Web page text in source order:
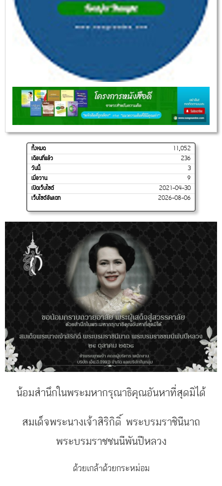
ทั้งหมด
11,052
เดือนที่แล้ว
236
วันนี้
3
เมื่อวาน
9
เปิดเว็บไซต์
2021-04-30
เว็บไซต์อัพเดท
2026-08-06
น้อมสำนึกในพระมหากรุณาธิคุณอันหาที่สุดมิได้
สมเด็จพระนางเจ้าสิริกิติ์ พระบรมราชินีนาถ
พระบรมราชชนนีพันปีหลวง
ด้วยเกล้าด้วยกระหม่อม